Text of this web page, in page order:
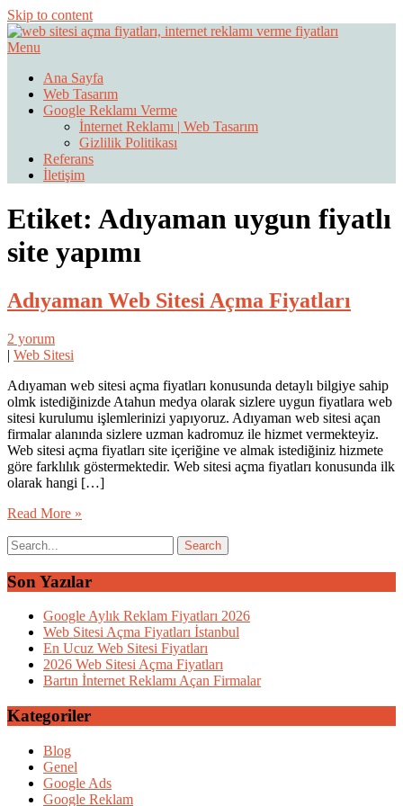
Skip to content
Web Sitesi Açma, İnternet Sitesi
Fiyatları
Menu
Ana Sayfa
Web Tasarım
Google Reklamı Verme
İnternet Reklamı | Web Tasarım
Gizlilik Politikası
Referans
İletişim
Etiket: Adıyaman uygun fiyatlı
site yapımı
Adıyaman Web Sitesi Açma Fiyatları
2 yorum
| Web Sitesi
Adıyaman web sitesi açma fiyatları konusunda detaylı bilgiye sahip
olmk istediğinizde Atahun medya olarak sizlere uygun fiyatlara web
sitesi kurulumu işlemlerinizi yapıyoruz. Adıyaman web sitesi açan
firmalar alanında sizlere uzman kadromuz ile hizmet vermekteyiz.
Web sitesi açma fiyatları site içeriğine ve almak istediğiniz hizmete
göre farklılık göstermektedir. Web sitesi açma fiyatları konusunda ilk
olarak hangi […]
Read More »
Son Yazılar
Google Aylık Reklam Fiyatları 2026
Web Sitesi Açma Fiyatları İstanbul
En Ucuz Web Sitesi Fiyatları
2026 Web Sitesi Açma Fiyatları
Bartın İnternet Reklamı Açan Firmalar
Kategoriler
Blog
Genel
Google Ads
Google Reklam